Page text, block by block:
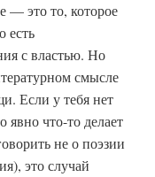
— это то, которое
есть
с властью. Но
смысле
Если у тебя нет
что-то делает
не о поэзии
это случай